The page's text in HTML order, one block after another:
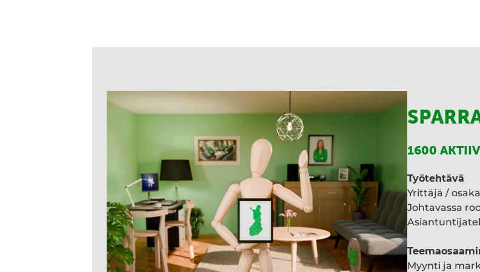
1600
Työtehtävä
Yrittäjä /
Johtavassa
Myynti ja